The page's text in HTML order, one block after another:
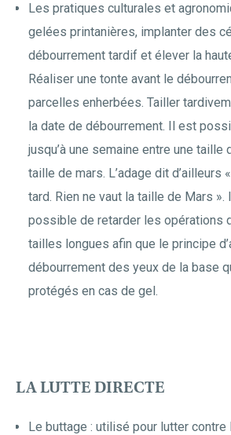
Les pratiques culturales et
gelées printanières, implanter des
débourrement tardif et élever la
Réaliser une tonte avant le
parcelles enherbées. Tailler
la date de débourrement. Il est
jusqu’à une semaine entre une taille
taille de mars. L’adage dit d’ailleurs
tard. Rien ne vaut la taille de Mars
possible de retarder les opérations
tailles longues afin que le principe
débourrement des yeux de la base
protégés en cas de gel.
LA LUTTE DIRECTE
Le buttage : utilisé pour lutter